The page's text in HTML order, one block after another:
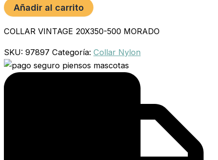
Añadir al carrito
COLLAR VINTAGE 20X350-500 MORADO
SKU: 97897 Categoría: Collar Nylon